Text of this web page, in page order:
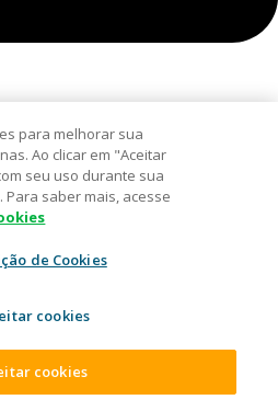
the table of contents
o que muda
empresas e
para melhorar sua
Ao clicar em "Aceitar
seu uso durante sua
saber mais, acesse
de Cookies
cookies
cookies